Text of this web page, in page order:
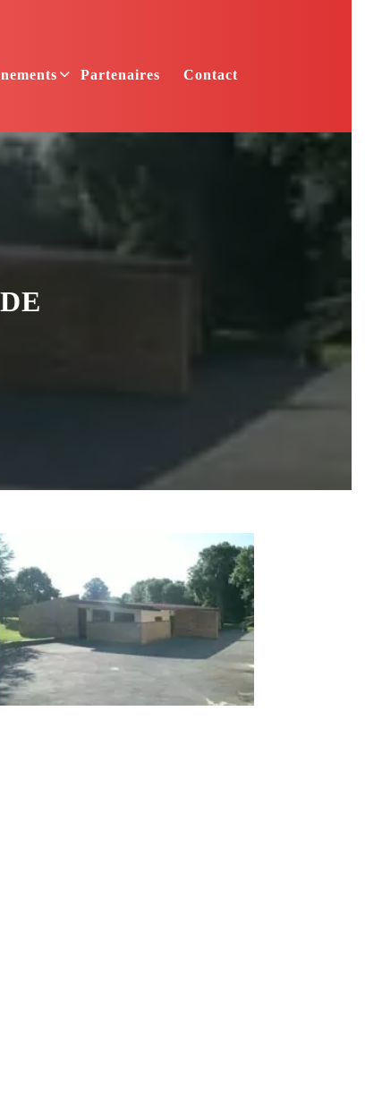
Partenaires Contact
Outlook Live